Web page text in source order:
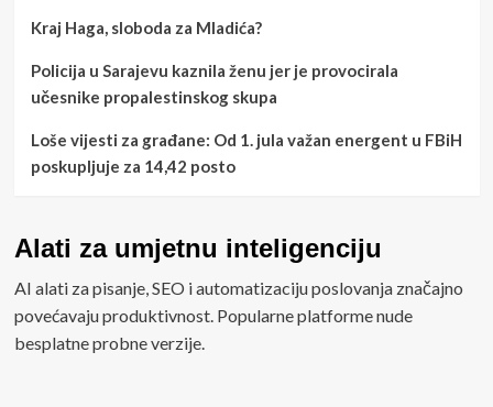
Kraj Haga, sloboda za Mladića?
Policija u Sarajevu kaznila ženu jer je provocirala
učesnike propalestinskog skupa
Loše vijesti za građane: Od 1. jula važan energent u FBiH
poskupljuje za 14,42 posto
Alati za umjetnu inteligenciju
AI alati za pisanje, SEO i automatizaciju poslovanja značajno
povećavaju produktivnost. Popularne platforme nude
besplatne probne verzije.